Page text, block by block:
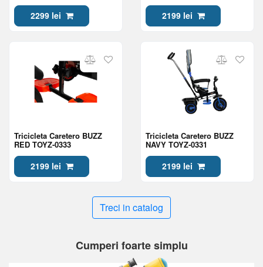
2299 lei 2199 lei
Tricicleta Caretero BUZZ
RED TOYZ-0333
2199 lei
Tricicleta Caretero BUZZ
NAVY TOYZ-0331
2199 lei
Treci in catalog
Cumperi foarte simplu